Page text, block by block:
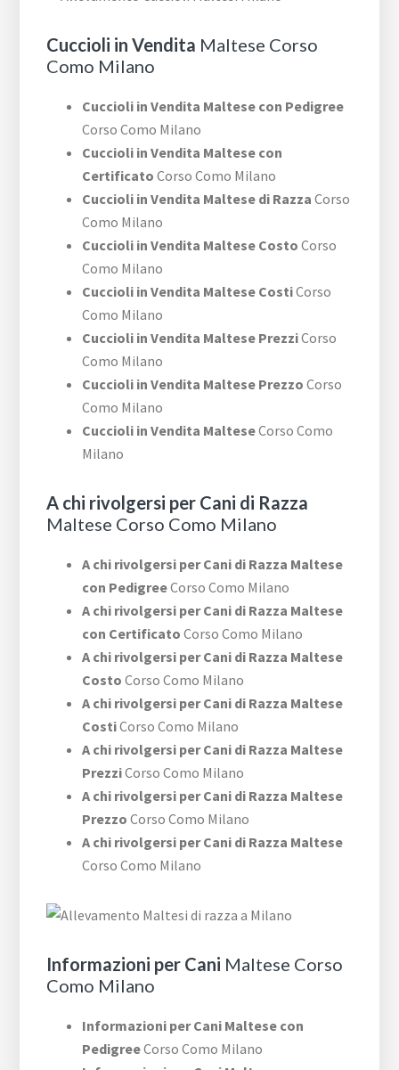
Cuccioli in Vendita Maltese Corso
Como Milano
Cuccioli in Vendita Maltese con Pedigree
Corso Como Milano
Cuccioli in Vendita Maltese con
Certificato Corso Como Milano
Cuccioli in Vendita Maltese di Razza Corso
Como Milano
Cuccioli in Vendita Maltese Costo Corso
Como Milano
Cuccioli in Vendita Maltese CostiCorso
Como Milano
Cuccioli in Vendita Maltese PrezziCorso
Como Milano
Cuccioli in Vendita Maltese Prezzo Corso
Como Milano
Cuccioli in Vendita MalteseCorso Como
Milano
A chi rivolgersi per Cani di Razza
Maltese Corso Como Milano
A chi rivolgersi per Cani di Razza Maltese
con PedigreeCorso Como Milano
A chi rivolgersi per Cani di Razza Maltese
con Certificato Corso Como Milano
A chi rivolgersi per Cani di Razza Maltese
Costo Corso Como Milano
A chi rivolgersi per Cani di Razza Maltese
CostiCorso Como Milano
A chi rivolgersi per Cani di Razza Maltese
PrezziCorso Como Milano
A chi rivolgersi per Cani di Razza Maltese
Prezzo Corso Como Milano
A chi rivolgersi per Cani di Razza Maltese
Corso Como Milano
Informazioni per Cani Maltese Corso
Como Milano
Informazioni per Cani Maltese con
PedigreeCorso Como Milano